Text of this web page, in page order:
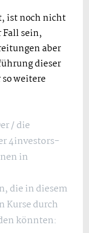
ist noch nicht
Fall sein,
aber
dieser
weitere
/ die
4investors-
in
die in diesem
Kurse durch
könnten: